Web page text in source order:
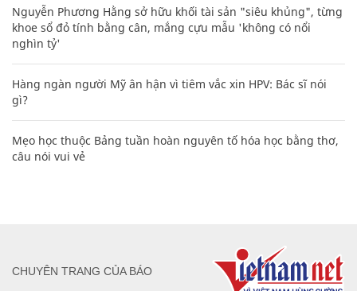
Nguyễn Phương Hằng sở hữu khối tài sản "siêu khủng", từng
khoe sổ đỏ tính bằng cân, mắng cựu mẫu 'không có nổi
nghìn tỷ'
Hàng ngàn người Mỹ ân hận vì tiêm vắc xin HPV: Bác sĩ nói
gì?
Mẹo học thuộc Bảng tuần hoàn nguyên tố hóa học bằng thơ,
câu nói vui vẻ
CHUYÊN TRANG CỦA BÁO